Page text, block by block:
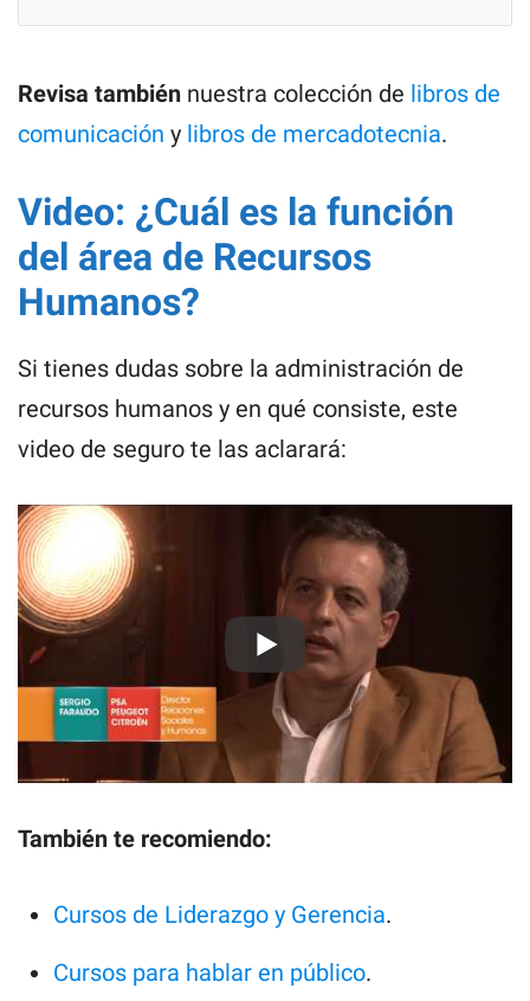
Revisa también nuestra colección de libros de
comunicación y libros de mercadotecnia.
Video: ¿Cuál es la función
del área de Recursos
Humanos?
Si tienes dudas sobre la administración de
recursos humanos y en qué consiste, este
video de seguro te las aclarará:
También te recomiendo:
Cursos de Liderazgo y Gerencia.
Cursos para hablar en público.